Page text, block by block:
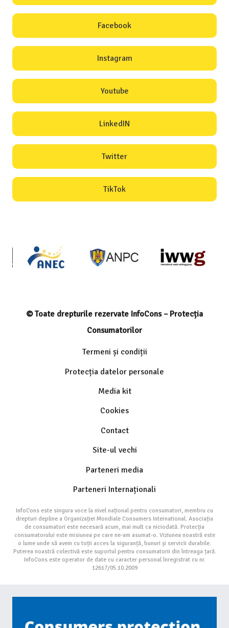
Facebook
Instagram
Youtube
LinkedIN
Twitter
TikTok
© Toate drepturile rezervate InfoCons – Protecția
Consumatorilor
Termeni și condiții
Protecția datelor personale
Media kit
Cookies
Contact
Site-ul vechi
Parteneri media
Parteneri Internaționali
InfoCons este singura voce la nivel național pentru consumatori, membru cu
drepturi depline a Organizației Mondiale Consumers International. Asociația
de consumatori este necesară acum, mai mult ca niciodată. Protecția
consumatorului este misiunea pe care ne-am asumat-o. Viziunea noastră este
o lume unde să avem cu toții acces la siguranță, bunuri și servicii durabile.
Puterea noastră colectivă este suportul pentru consumatorii din întreaga țară.
InfoCons este operator de date cu caracter personal înregistrat cu nr.
12617/05.10.2009